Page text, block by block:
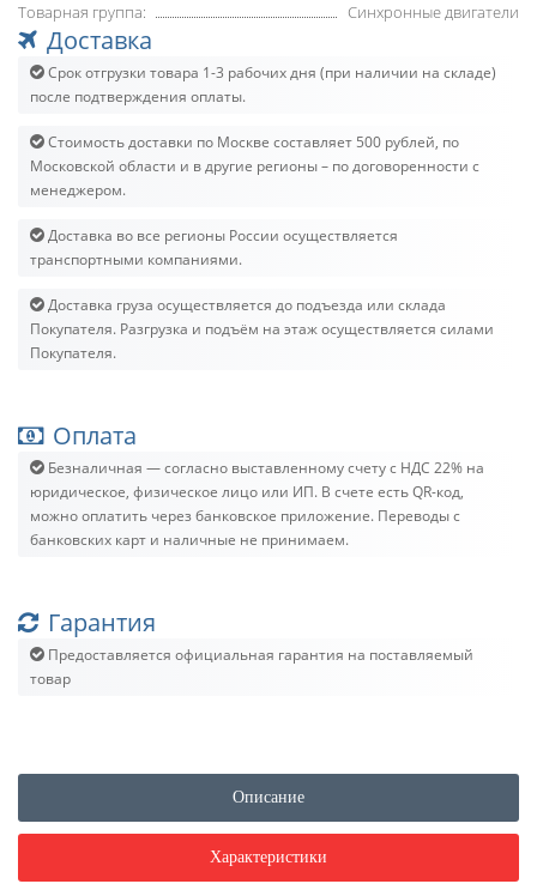
Товарная группа: Синхронные двигатели
Доставка
Срок отгрузки товара 1-3 рабочих дня (при наличии на складе)
после подтверждения оплаты.
Стоимость доставки по Москве составляет 500 рублей, по
Московской области и в другие регионы – по договоренности с
менеджером.
Доставка во все регионы России осуществляется
транспортными компаниями.
Доставка груза осуществляется до подъезда или склада
Покупателя. Разгрузка и подъём на этаж осуществляется силами
Покупателя.
Оплата
Безналичная — согласно выставленному счету c НДС 22% на
юридическое, физическое лицо или ИП. В счете есть QR-код,
можно оплатить через банковское приложение. Переводы с
банковских карт и наличные не принимаем.
Гарантия
Предоставляется официальная гарантия на поставляемый
товар
Описание
Характеристики